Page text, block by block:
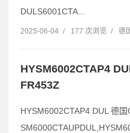
DULS6001CTA...
2025-06-04 / 177 次浏览 / 德
HYSM6002CTAP4
FR453Z
HYSM6002CTAP4 DUL 德